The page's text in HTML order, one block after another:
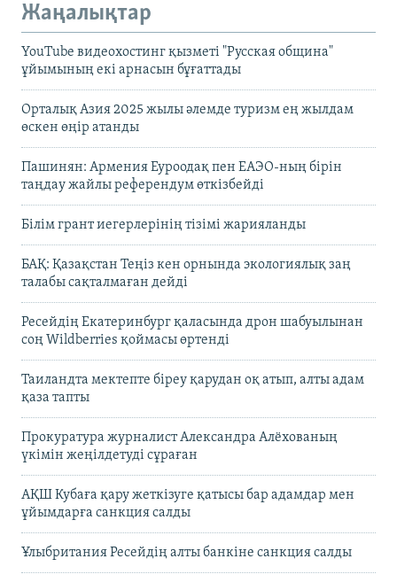
Жаңалықтар
YouTube видеохостинг қызметі "Русская община"
ұйымының екі арнасын бұғаттады
Орталық Азия 2025 жылы әлемде туризм ең жылдам
өскен өңір атанды
Пашинян: Армения Еуроодақ пен ЕАЭО-ның бірін
таңдау жайлы референдум өткізбейді
Білім грант иегерлерінің тізімі жарияланды
БАҚ: Қазақстан Теңіз кен орнында экологиялық заң
талабы сақталмаған дейді
Ресейдің Екатеринбург қаласында дрон шабуылынан
соң Wildberries қоймасы өртенді
Таиландта мектепте біреу қарудан оқ атып, алты адам
қаза тапты
Прокуратура журналист Александра Алёхованың
үкімін жеңілдетуді сұраған
АҚШ Кубаға қару жеткізуге қатысы бар адамдар мен
ұйымдарға санкция салды
Ұлыбритания Ресейдің алты банкіне санкция салды